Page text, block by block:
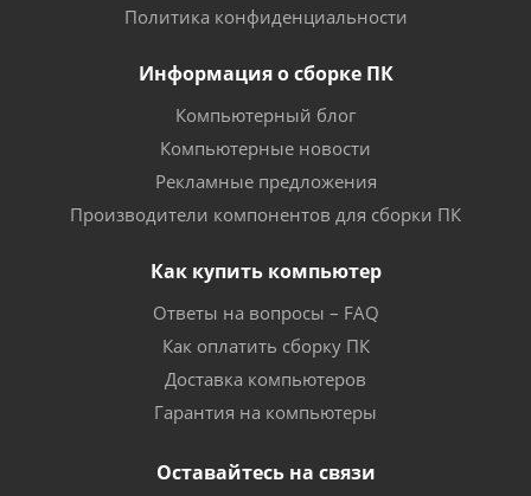
Политика конфиденциальности
Информация о сборке ПК
Компьютерный блог
Компьютерные новости
Рекламные предложения
Производители компонентов для сборки ПК
Как купить компьютер
Ответы на вопросы – FAQ
Как оплатить сборку ПК
Доставка компьютеров
Гарантия на компьютеры
Оставайтесь на связи